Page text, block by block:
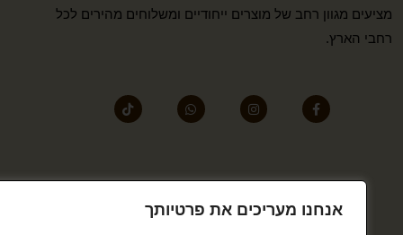
אנחנו מעריכים את פרטיותך
מציעים מגוון רחב של מוצרים ייחודיים ומשלוחים מהירים לכל
רחבי הארץ.